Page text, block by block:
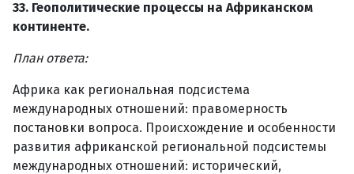
33. Геополитические процессы на Африканском
континенте.
План ответа:
Африка как региональная подсистема
международных отношений: правомерность
постановки вопроса. Происхождение и особенности
развития африканской региональной подсистемы
международных отношений: исторический,